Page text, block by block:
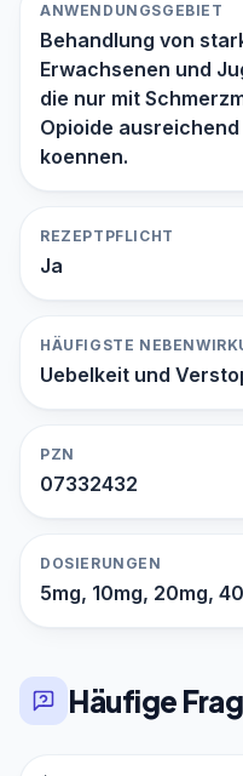
ANWENDUNGSGEBIET
Behandlung von
Erwachsenen und
die nur mit
Opioide
koennen.
REZEPTPFLICHT
Ja
HÄUFIGSTE
Uebelkeit und
PZN
07332432
DOSIERUNGEN
5mg, 10mg, 20mg,
Häufige